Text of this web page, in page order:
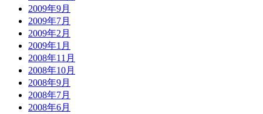
2009年9月
2009年7月
2009年2月
2009年1月
2008年11月
2008年10月
2008年9月
2008年7月
2008年6月